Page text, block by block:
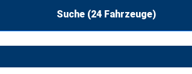
Suche (24Fahrzeuge)